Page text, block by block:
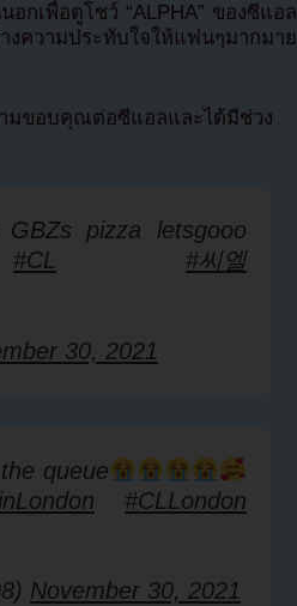
กเพื่อดูโชว์ “ALPHA” ของซีแอล
ความประทับใจให้แฟนๆมากมาย
มขอบคุณต่อซีแอลและได้มีช่วง
pizza letsgooo
#CL
#씨엘
30, 2021
queue
#CLLondon
November 30, 2021